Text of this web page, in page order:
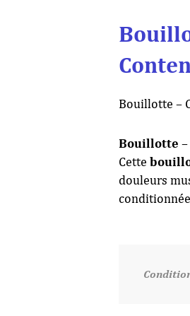
Bouillotte –
Bouillotte
Cette
douleurs